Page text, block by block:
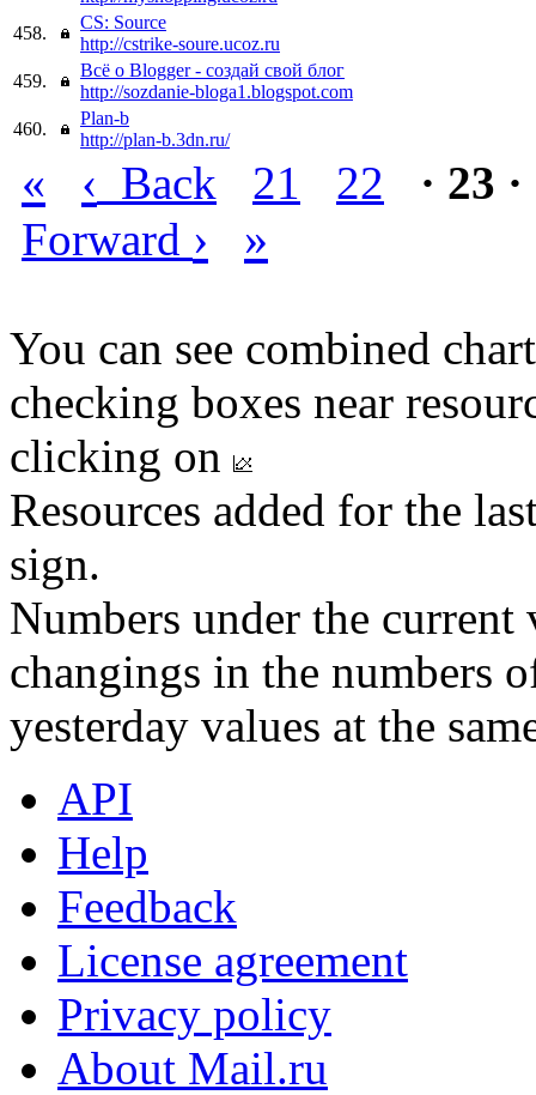
458.
CS: Source
http://cstrike-soure.ucoz.ru
459.
Всё о Blogger - создай свой блог
http://sozdanie-bloga1.blogspot.com
460.
Plan-b
http://plan-b.3dn.ru/
« ‹ Back 21 22
· 23 ·
Forward › »
You can see combined
checking boxes near
clicking on
Resources added for the
sign.
Numbers under the
changings in the numbers
yesterday values at the
API
Help
Feedback
License agreement
Privacy policy
About Mail.ru